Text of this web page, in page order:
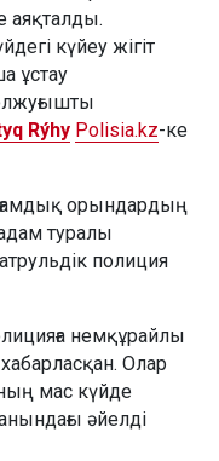
аяқталды.
күйеу жігіт
ұстау
Rýhy Polisia.kz-ке
орындардың
адам туралы
полиция
немқұрайлы
Олар
мас күйде
әйелді